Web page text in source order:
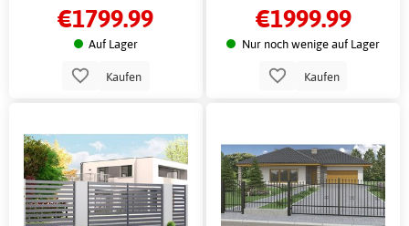
€1799.99
Auf Lager
Kaufen
€1999.99
Nur noch wenige auf Lager
Kaufen